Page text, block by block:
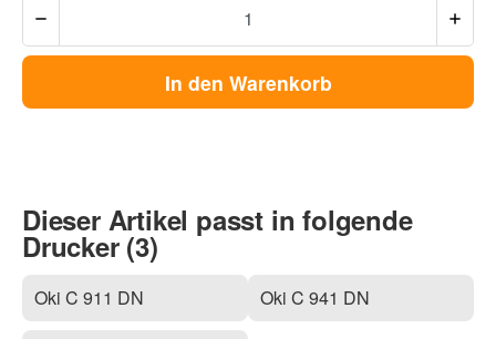
In den Warenkorb
Dieser Artikel passt in folgende
Drucker (3)
Oki C 911 DN Oki C 941 DN